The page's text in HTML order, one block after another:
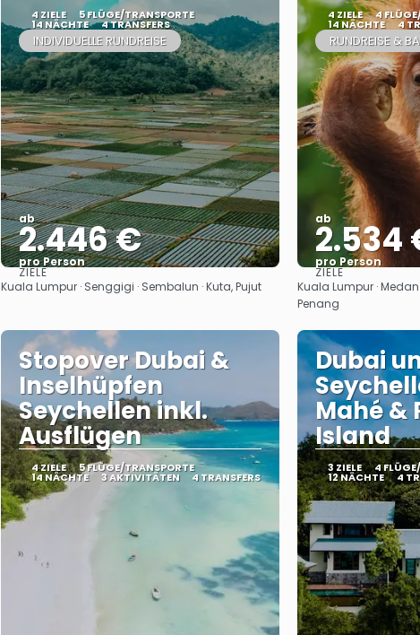
4 ZIELE 5 FLÜGE/TRANSPORTE
14 NÄCHTE 4 TRANSFERS
INDIVIDUELLE RUNDREISE
ab
2.446 €
pro Person
Sehen
ZIELE
Kuala Lumpur · Senggigi · Sembalun · Kuta, Pujut
4 ZIELE 4
14 NÄCHTE 4
RUNDREISE &
ab
2.534
pro Person
ZIELE
Kuala Lumpur · Medan
Penang
Stopover Dubai &
Inselhüpfen
Seychellen inkl.
Ausflügen
4 ZIELE 5 FLÜGE/TRANSPORTE
14 NÄCHTE 3 AKTIVITÄTEN 4 TRANSFERS
Dubai
Mahé &
Island
3 ZIELE 4
12 NÄCHTE 4